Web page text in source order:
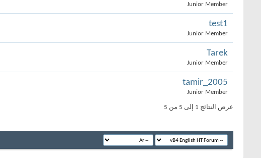
Junior Member
test1
Junior Member
Tarek
Junior Member
tamir_2005
Junior Member
عرض النتائج 1 إلى 5 من 5